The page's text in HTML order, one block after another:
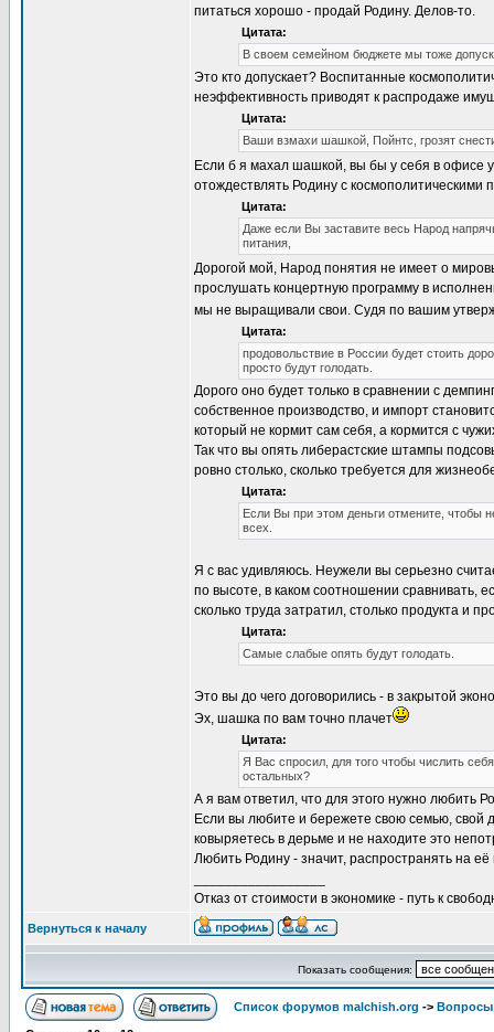
питаться хорошо - продай Родину. Делов-то.
Цитата:
В своем семейном бюджете мы тоже
Это кто допускает? Воспитанные
неэффективность приводят к распродаже
Цитата:
Ваши взмахи шашкой, Пойнтс, грозят
Если б я махал шашкой, вы бы у себя в офисе
отождествлять Родину с
Цитата:
Даже если Вы заставите весь Народ
питания,
Дорогой мой, Народ понятия не имеет о
прослушать концертную программу в
мы не выращивали свои. Судя по вашим
Цитата:
продовольствие в России будет стоить
просто будут голодать.
Дорого оно будет только в сравнении с
собственное производство, и импорт
который не кормит сам себя, а кормится с
Так что вы опять либерастские штампы
ровно столько, сколько требуется для
Цитата:
Если Вы при этом деньги отмените, чтобы
всех.
Я с вас удивляюсь. Неужели вы серьезно
по высоте, в каком соотношении сравнивать,
сколько труда затратил, столько продукта и
Цитата:
Самые слабые опять будут голодать.
Это вы до чего договорились - в закрытой
Эх, шашка по вам точно плачет
Цитата:
Я Вас спросил, для того чтобы числить
остальных?
А я вам ответил, что для этого нужно любить
Если вы любите и бережете свою семью, свой
ковыряетесь в дерьме и не находите это
Любить Родину - значит, распространять на
Отказ от стоимости в экономике - путь к
Вернуться к началу
Показать сообщения:
Список форумов malchish.org -> Вопросы